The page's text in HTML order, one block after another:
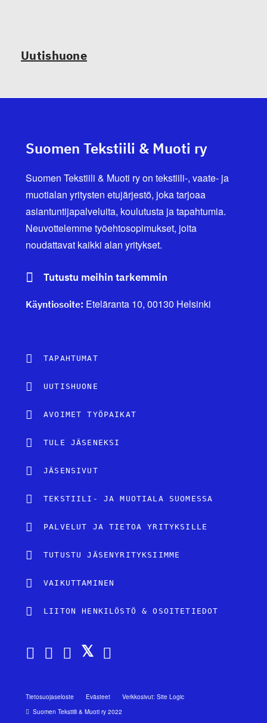
Uutishuone
Suomen Tekstiili & Muoti ry
Suomen Tekstiili & Muoti ry on tekstiili-, vaate- ja
muotialan yritysten etujärjestö, joka tarjoaa
asiantuntijapalveluita, koulutusta ja tapahtumia.
Neuvottelemme työehtosopimukset, joita
noudattavat kaikki alan yritykset.
Tutustu meihin tarkemmin
Käyntiosoite: Eteläranta 10, 00130 Helsinki
TAPAHTUMAT
UUTISHUONE
AVOIMET TYÖPAIKAT
TULE JÄSENEKSI
JÄSENSIVUT
TEKSTIILI- JA MUOTIALA SUOMESSA
PALVELUT JA TIETOA YRITYKSILLE
TUTUSTU JÄSENYRITYKSIIMME
VAIKUTTAMINEN
LIITON HENKILÖSTÖ & OSOITETIEDOT
Tietosuojaseloste Evästeet
Verkkosivut: Site Logic
Suomen Tekstiili & Muoti ry 2022